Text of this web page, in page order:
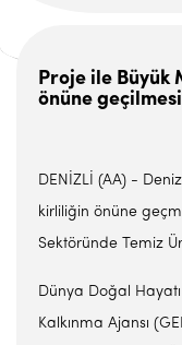
Proje ile Büyük
önüne
DENİZLİ (AA) -
kirliliğin önüne
Sektöründe Temiz
Dünya Doğal
Kalkınma Ajansı